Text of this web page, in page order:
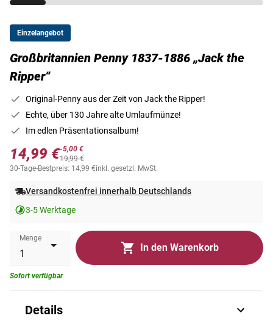
Einzelangebot
Großbritannien Penny 1837-1886 „Jack the
Ripper“
Original-Penny aus der Zeit von Jack the Ripper!
Echte, über 130 Jahre alte Umlaufmünze!
Im edlen Präsentationsalbum!
14,99 €-5,00 €
19,99 €
30-Tage-Bestpreis: 14,99 €inkl. gesetzl. MwSt.
Versandkostenfrei innerhalb Deutschlands
3-5 Werktage
Menge
In den Warenkorb
Sofort verfügbar
Details